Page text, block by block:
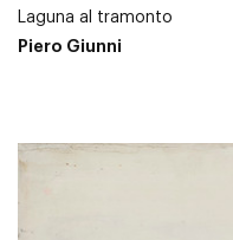
Laguna al tramonto
Piero Giunni